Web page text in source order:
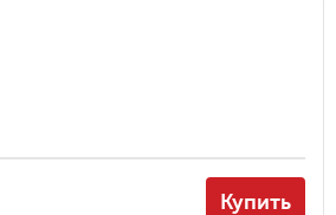
Купить